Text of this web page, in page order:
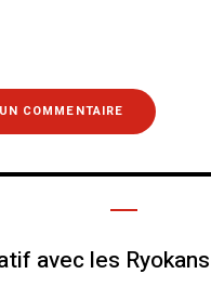
avec les